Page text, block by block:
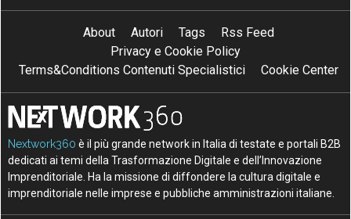
About Autori Tags
Rss Feed
Privacy e Cookie Policy
Terms&Conditions Contenuti Specialistici
Cookie Center
Nextwork360 è il più grande network in Italia di testate e portali B2B
dedicati ai temi della Trasformazione Digitale e dell’Innovazione
Imprenditoriale. Ha la missione di diffondere la cultura digitale e
imprenditoriale nelle imprese e pubbliche amministrazioni italiane.